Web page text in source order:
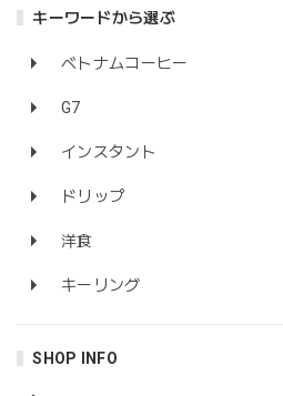
キーワードから選ぶ
ベトナムコーヒー
G7
インスタント
ドリップ
洋食
キーリング
SHOP INFO